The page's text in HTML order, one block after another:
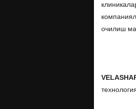
очилиш